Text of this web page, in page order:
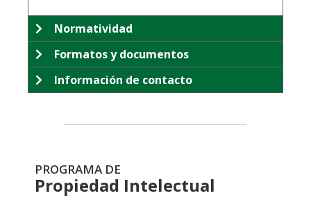
Normatividad
Formatos y documentos
Información de contacto
PROGRAMA DE
Propiedad Intelectual